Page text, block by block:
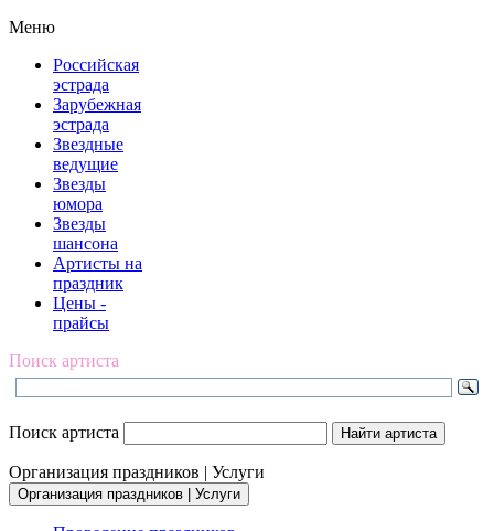
Меню
Российская
эстрада
Зарубежная
эстрада
Звездные
ведущие
Звезды
юмора
Звезды
шансона
Артисты на
праздник
Цены -
прайсы
Поиск артиста
Поиск артиста
Организация праздников | Услуги
Организация праздников | Услуги